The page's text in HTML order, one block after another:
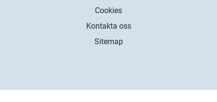
Cookies
Kontakta oss
Sitemap